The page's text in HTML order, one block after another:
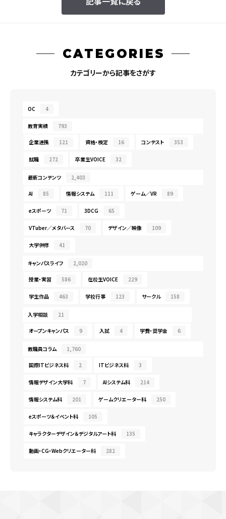
CATEGORIES
カテゴリーから記事をさがす
OC 4
教育実績 793
企業連携 121 資格・検定 16 コンテスト 353
就職 272 卒業生VOICE 32
最新コンテンツ 2,403
AI 85 情報システム 111 ゲーム／VR 89
eスポーツ 71 3DCG 65
VTuber／メタバース 70 デザイン／映像 109
大学併修 41
キャンパスライフ 2,020
授業・実習 586 在校生VOICE 229
学生作品 463 学校行事 123 サークル 158
入学相談 21
オープンキャンパス 9 入試 4 学費・奨学金 6
教職員コラム 1,760
国際ITビジネス科 2 ITビジネス科 3
情報デザイン大学科 7 AIシステム科 214
情報システム科 201 ゲームクリエーター科 250
eスポーツ＆イベント科 105
キャラクターデザイン＆デジタルアート科 135
動画・CG・Webクリエーター科 282